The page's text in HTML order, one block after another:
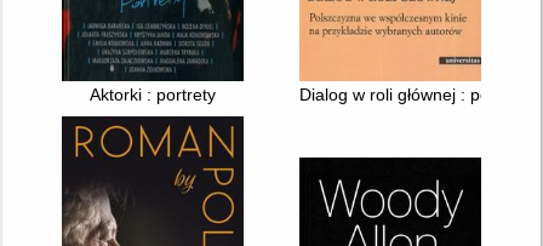
Aktorki : portrety Dialog w roli głównej :